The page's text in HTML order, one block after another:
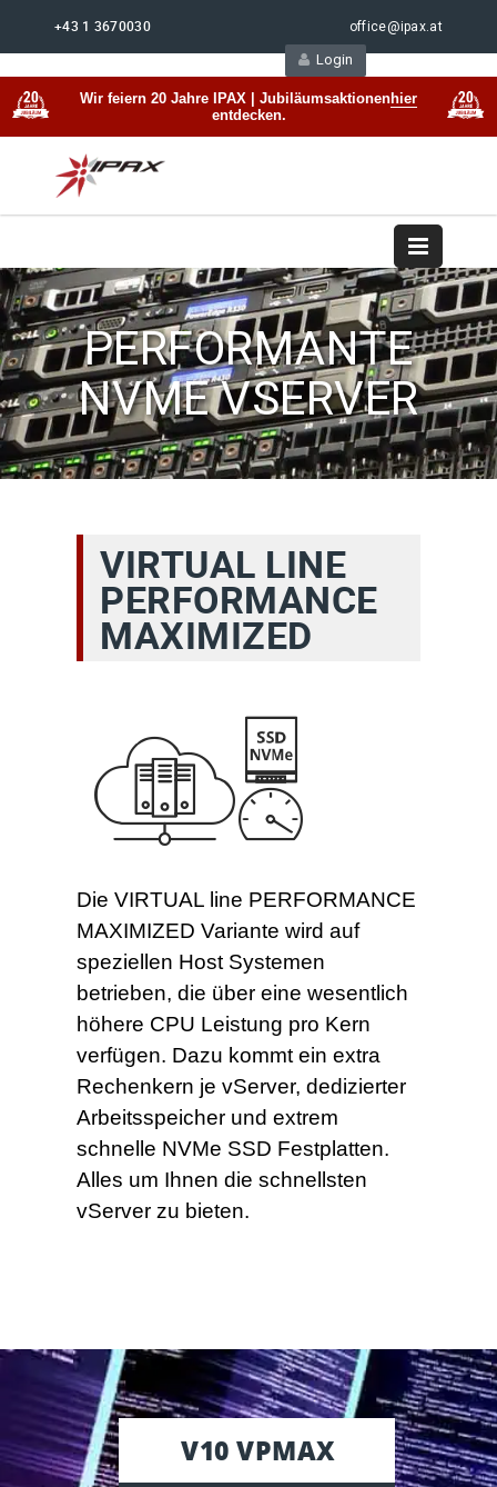
+43 1 3670030 office@ipax.at
Login
Wir feiern 20 Jahre IPAX | Jubiläumsaktionenhier
entdecken.
PERFORMANTE
NVME VSERVER
VIRTUAL LINE
PERFORMANCE
MAXIMIZED
Die VIRTUAL line PERFORMANCE
MAXIMIZED Variante wird auf
speziellen Host Systemen
betrieben, die über eine wesentlich
höhere CPU Leistung pro Kern
verfügen. Dazu kommt ein extra
Rechenkern je vServer, dedizierter
Arbeitsspeicher und extrem
schnelle NVMe SSD Festplatten.
Alles um Ihnen die schnellsten
vServer zu bieten.
V10 VPMAX